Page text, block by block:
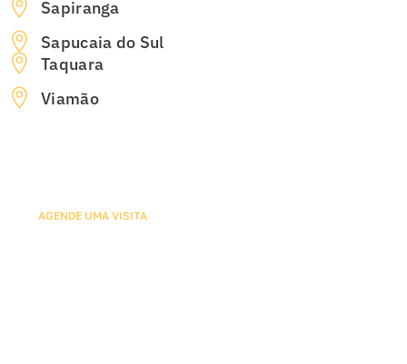
Sapiranga
Sapucaia do Sul
Taquara
Viamão
AGENDE UMA VISITA